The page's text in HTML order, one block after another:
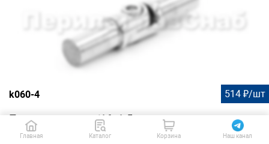
k060-4 514 ₽/шт
Поворот ригеля Ø16х1.5 мм, с двумя
установочными штифтами, шарнирный, (AISI
Главная Каталог Корзина Наш канал